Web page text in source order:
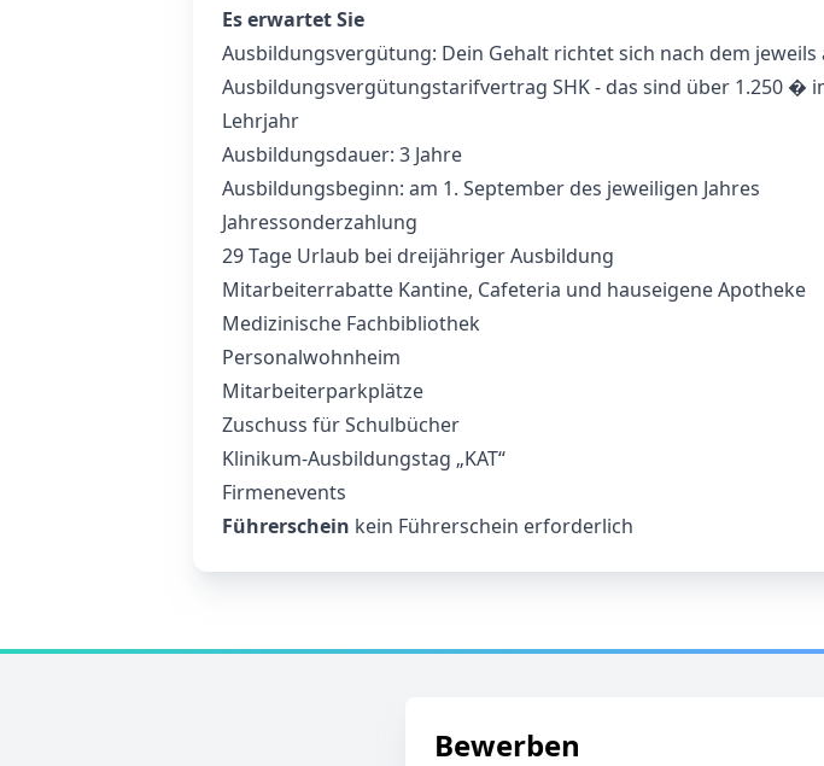
Es erwartet Sie
Ausbildungsvergütung: Dein Gehalt richtet sich nach dem jeweils
Ausbildungsvergütungstarifvertrag SHK - das sind über 1.250 �
Lehrjahr
Ausbildungsdauer: 3 Jahre
Ausbildungsbeginn: am 1. September des jeweiligen Jahres
Jahressonderzahlung
29 Tage Urlaub bei dreijähriger Ausbildung
Mitarbeiterrabatte Kantine, Cafeteria und hauseigene Apotheke
Medizinische Fachbibliothek
Personalwohnheim
Mitarbeiterparkplätze
Zuschuss für Schulbücher
Klinikum-Ausbildungstag „KAT“
Firmenevents
Führerschein kein Führerschein erforderlich
Bewerben